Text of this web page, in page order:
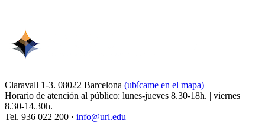
Claravall 1-3. 08022 Barcelona (ubícame en el mapa)
Horario de atención al público: lunes-jueves 8.30-18h. | viernes
8.30-14.30h.
Tel. 936 022 200 · info@url.edu